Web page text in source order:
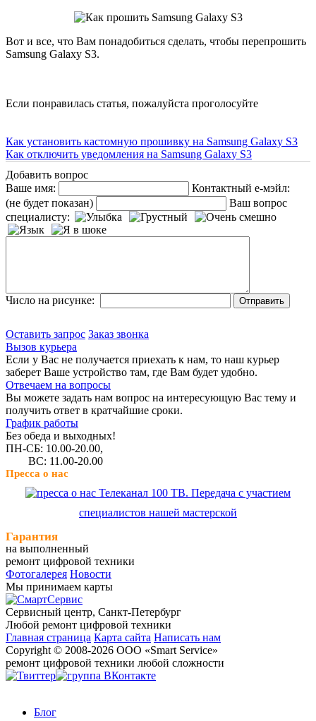
Вот и все, что Вам понадобиться сделать, чтобы перепрошить
Samsung Galaxy S3.
Если понравилась статья, пожалуйста проголосуйте
Как установить кастомную прошивку на Samsung Galaxy S3
Как отключить уведомления на Samsung Galaxy S3
Добавить вопрос
Ваше имя:
Контактный е-мэйл:
(не будет показан)
Ваш вопрос
специалисту:
Число на рисунке:
Оставить запрос Заказ звонка
Вызов курьера
Если у Вас не получается приехать к нам, то наш курьер
заберет Ваше устройство там, где Вам будет удобно.
Отвечаем на вопросы
Вы можете задать нам вопрос на интересующую Вас тему и
получить ответ в кратчайшие сроки.
График работы
Без обеда и выходных!
ПН-СБ: 10.00-20.00,
ВС: 11.00-20.00
Пресса о нас
Телеканал 100 ТВ. Передача с участием
специалистов нашей мастерской
Гарантия
на выполненный
ремонт цифровой техники
Фотогалерея Новости
Мы принимаем карты
Сервисный центр, Cанкт-Петербург
Любой ремонт цифровой техники
Главная страница Карта сайта Написать нам
Copyright © 2008-2026 ООО «Smart Service»
ремонт цифровой техники любой сложности
Блог